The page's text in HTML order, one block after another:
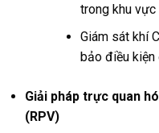
trong khu vực
Giám sát khí
bảo điều kiện
Giải pháp trực quan
(RPV)